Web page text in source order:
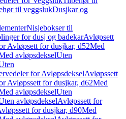
til veggslukDusjkar og
Nisjebokser til
for dusj og badekarAvløpsett
Avløpsett for dusjkar, d52Med
avløpsdekselUten
for AvløpsdekselAvløpssett
Avløpssett for dusjkar, d62Med
avløpsdekselUten
avløpsdekselAvløpssett for
for dusjkar, d90Med